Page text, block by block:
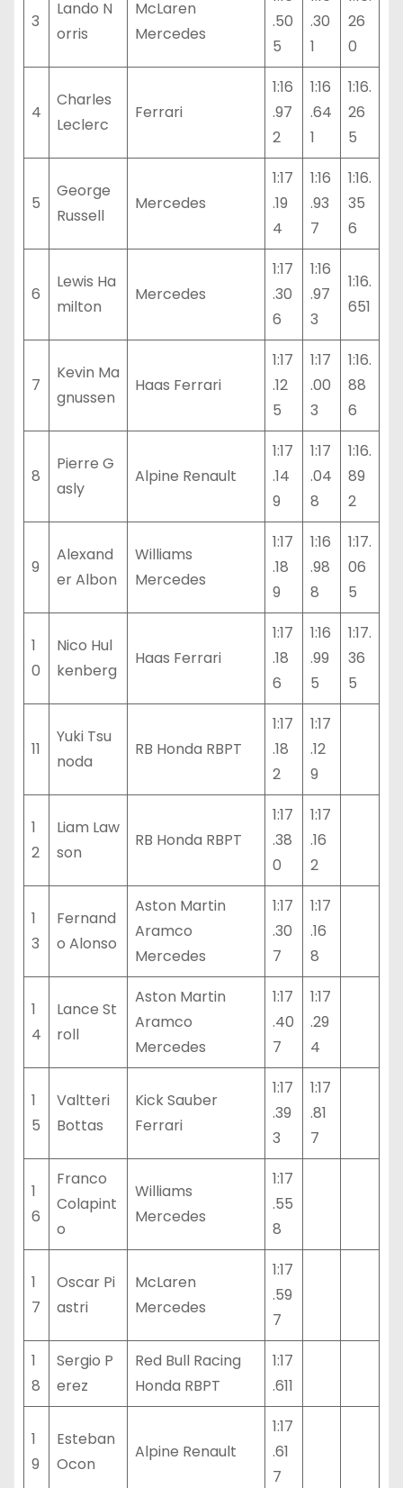
3
Lando N
orris
McLaren
Mercedes
.50
5
.30
1
26
0
4
Charles
Leclerc
Ferrari
1:16
.97
2
1:16
.64
1
1:16.
26
5
5
George
Russell
Mercedes
1:17
.19
4
1:16
.93
7
1:16.
35
6
6
Lewis Ha
milton
Mercedes
1:17
.30
6
1:16
.97
3
1:16.
651
7
Kevin Ma
gnussen
Haas Ferrari
1:17
.12
5
1:17
.00
3
1:16.
88
6
8
Pierre G
asly
Alpine Renault
1:17
.14
9
1:17
.04
8
1:16.
89
2
9
Alexand
er Albon
Williams
Mercedes
1:17
.18
9
1:16
.98
8
1:17.
06
5
1
0
Nico Hul
kenberg
Haas Ferrari
1:17
.18
6
1:16
.99
5
1:17.
36
5
11
Yuki Tsu
noda
RB Honda RBPT
1:17
.18
2
1:17
.12
9
1
2
Liam Law
son
RB Honda RBPT
1:17
.38
0
1:17
.16
2
1
3
Fernand
o Alonso
Aston Martin
Aramco
Mercedes
1:17
.30
7
1:17
.16
8
1
4
Lance St
roll
Aston Martin
Aramco
Mercedes
1:17
.40
7
1:17
.29
4
1
5
Valtteri
Bottas
Kick Sauber
Ferrari
1:17
.39
3
1:17
.81
7
1
6
Franco
Colapint
o
Williams
Mercedes
1:17
.55
8
1
7
Oscar Pi
astri
McLaren
Mercedes
1:17
.59
7
1
8
Sergio P
erez
Red Bull Racing
Honda RBPT
1:17
.611
1
9
Esteban
Ocon
Alpine Renault
1:17
.61
7